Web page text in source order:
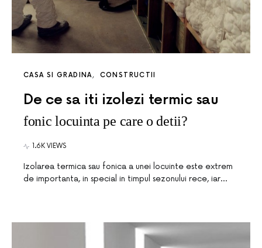
CASA SI GRADINA CONSTRUCTII
De ce sa iti izolezi termic sau
fonic locuinta pe care o detii?
1.6K VIEWS
Izolarea termica sau fonica a unei locuinte este extrem
de importanta, in special in timpul sezonului rece, iar…